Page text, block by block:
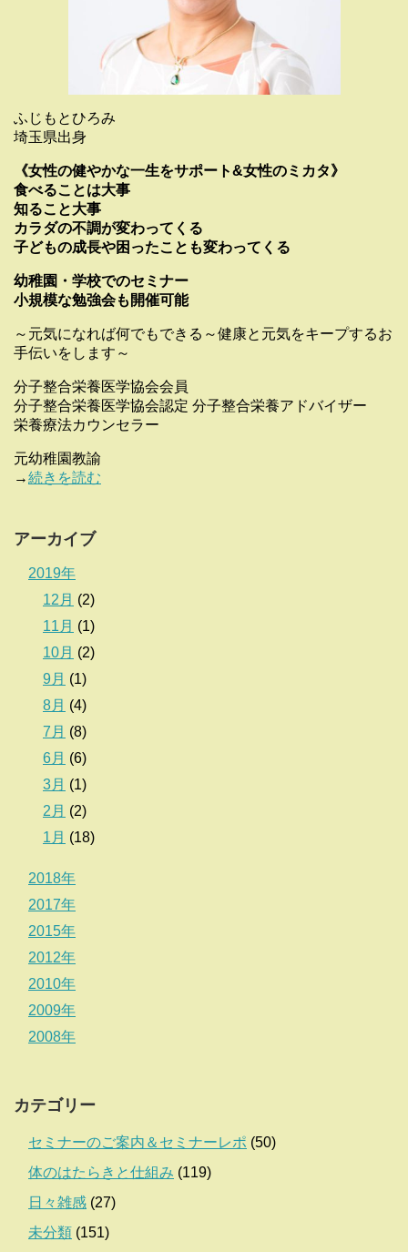
ふじもとひろみ
埼玉県出身
《女性の健やかな一生をサポート&女性のミカタ》
食べることは大事
知ること大事
カラダの不調が変わってくる
子どもの成長や困ったことも変わってくる
幼稚園・学校でのセミナー
小規模な勉強会も開催可能
～元気になれば何でもできる～健康と元気をキープするお
手伝いをします～
分子整合栄養医学協会会員
分子整合栄養医学協会認定 分子整合栄養アドバイザー
栄養療法カウンセラー
元幼稚園教諭
→続きを読む
アーカイブ
2019年
12月 (2)
11月 (1)
10月 (2)
9月 (1)
8月 (4)
7月 (8)
6月 (6)
3月 (1)
2月 (2)
1月 (18)
2018年
2017年
2015年
2012年
2010年
2009年
2008年
カテゴリー
セミナーのご案内＆セミナーレポ (50)
体のはたらきと仕組み (119)
日々雑感 (27)
未分類 (151)